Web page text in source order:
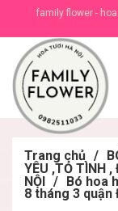
family flower -
Trang chủ /
YÊU ,TỎ TÌNH ,
NỘI / Bó hoa
8 tháng 3 quận